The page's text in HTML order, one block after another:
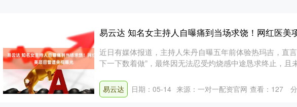
易云达 知名女主持人自曝痛到当场求饶！网红医美
近日有媒体报道，主持人朱丹自曝五年前体验热玛吉，直
下一下数着做”，最终因无法忍受灼烧感中途恳求终止，且
易云达 日期：05-14 来源：一对一配资官网 查看： 127